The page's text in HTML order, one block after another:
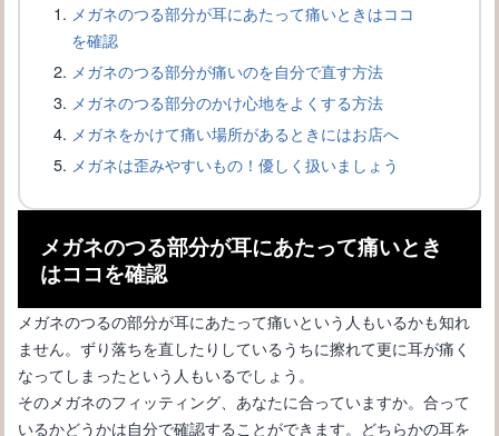
メガネのフレームの修理ができる素材と難しい素材について
メガネのつる部分が耳にあたって痛いときはココ
を確認
メガネのつる部分が痛いのを自分で直す方法
メガネのつる部分のかけ心地をよくする方法
メガネをかけて痛い場所があるときにはお店へ
メガネは歪みやすいもの！優しく扱いましょう
メガネのつる部分が耳にあたって痛いとき
はココを確認
メガネのつるの部分が耳にあたって痛いという人もいるかも知れ
ません。ずり落ちを直したりしているうちに擦れて更に耳が痛く
なってしまったという人もいるでしょう。
そのメガネのフィッティング、あなたに合っていますか。合って
いるかどうかは自分で確認することができます。どちらかの耳を